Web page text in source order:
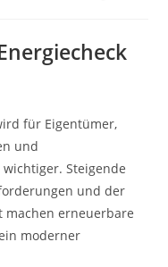
für Eigentümer,
und
Steigende
und der
machen erneuerbare
moderner